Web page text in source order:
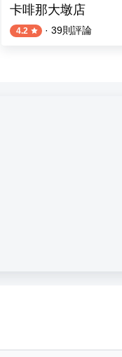
卡啡那大墩店
4.2 · 39則評論